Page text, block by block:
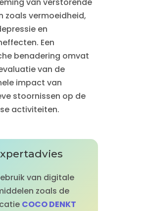
zoals vermoeidheid,
en
Een
benadering omvat
van de
impact van
stoornissen op de
activiteiten.
van digitale
zoals de
COCO DENKT